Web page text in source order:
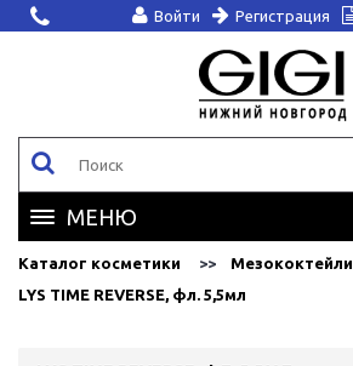
Войти Регистрация
МЕНЮ
Каталог косметики
Мезококтейли
LYS TIME REVERSE, фл. 5,5мл